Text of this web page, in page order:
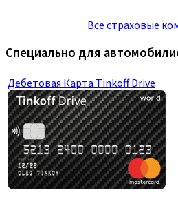
Все страховые
Специально для
Дебетовая Карта Tinkoff Drive